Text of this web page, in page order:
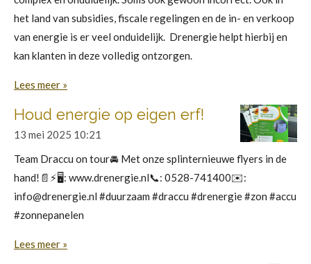
het land van subsidies, fiscale regelingen en de in- en verkoop
van energie is er veel onduidelijk. Drenergie helpt hierbij en
kan klanten in deze volledig ontzorgen.
Lees meer »
Houd energie op eigen erf!
13 mei 2025 10:21
Team Draccu on tour🚘 Met onze splinternieuwe flyers in de
hand!📄⚡️🖥️: www.drenergie.nl📞: 0528-741400✉️:
info@drenergie.nl #duurzaam #draccu #drenergie #zon #accu
#zonnepanelen
Lees meer »